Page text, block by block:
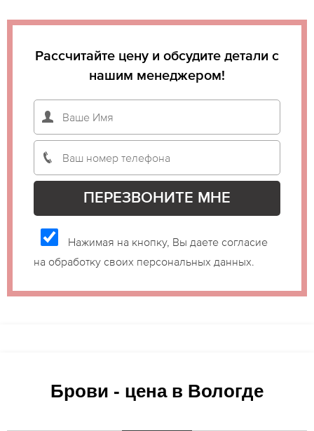
Рассчитайте цену и обсудите детали с
нашим менеджером!
Нажимая на кнопку, Вы даете согласие
на обработку своих персональных данных.
Брови - цена в Вологде